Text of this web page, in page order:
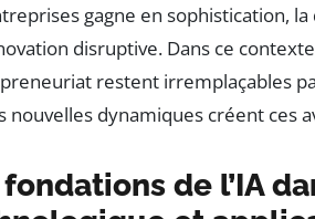
gagne en sophistication,
disruptive. Dans ce
restent irremplaçables
nouvelles dynamiques créent ces
fondations de l’IA